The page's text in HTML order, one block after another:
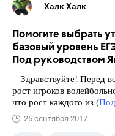
Халк Халк
Помогите выбрать
базовый уровень
Под руководством
Здравствуйте! Перед
рост игроков
что рост каждого из (
25 сентября 2017